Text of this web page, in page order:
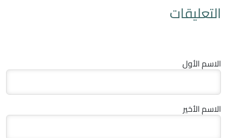
التعليقات
الاسم الأول
الاسم الأخير